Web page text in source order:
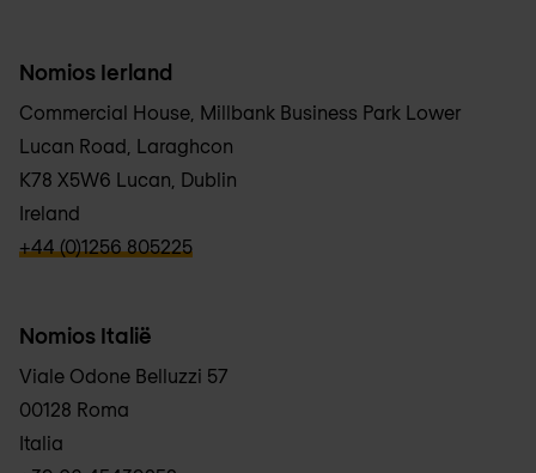
Nomios Ierland
Commercial House, Millbank Business Park Lower
Lucan Road, Laraghcon
K78 X5W6 Lucan, Dublin
Ireland
verbb\hyper\links\Phone
+44 (0)1256 805225
Nomios Italië
Viale Odone Belluzzi 57
00128 Roma
Italia